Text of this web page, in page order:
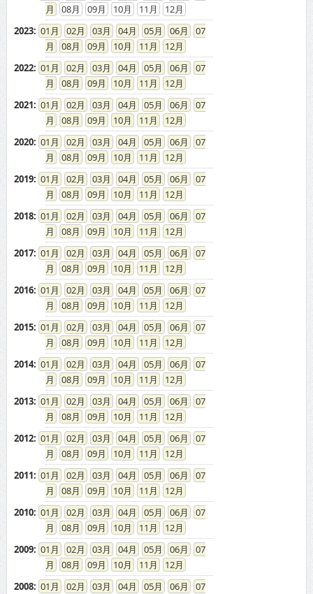
08
09 10 11
12
2023: 01 02 03 04 05 06
07
08
09 10 11
12
2022: 01 02 03 04 05 06
07
08
09 10 11
12
2021: 01 02 03 04 05 06
07
08
09 10 11
12
2020: 01 02 03 04 05 06
07
08
09 10 11
12
2019: 01 02 03 04 05 06
07
08
09 10 11
12
2018: 01 02 03 04 05 06
07
08
09 10 11
12
2017: 01 02 03 04 05 06
07
08
09 10 11
12
2016: 01 02 03 04 05 06
07
08
09 10 11
12
2015: 01 02 03 04 05 06
07
08
09 10 11
12
2014: 01 02 03 04 05 06
07
08
09 10 11
12
2013: 01 02 03 04 05 06
07
08
09 10 11
12
2012: 01 02 03 04 05 06
07
08
09 10 11
12
2011: 01 02 03 04 05 06
07
08
09 10 11
12
2010: 01 02 03 04 05 06
07
08
09 10 11
12
2009: 01 02 03 04 05 06
07
08
09 10 11
12
2008: 01 02 03 04 05 06
07